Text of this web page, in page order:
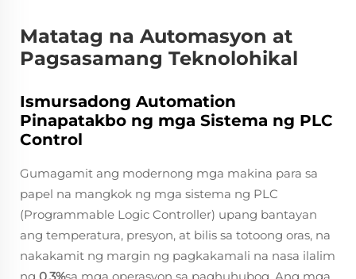
Matatag na Automasyon at
Pagsasamang Teknolohikal
Ismursadong Automation
Pinapatakbo ng mga Sistema ng PLC
Control
Gumagamit ang modernong mga makina para sa
papel na mangkok ng mga sistema ng PLC
(Programmable Logic Controller) upang bantayan
ang temperatura, presyon, at bilis sa totoong oras, na
nakakamit ng margin ng pagkakamali na nasa ilalim
ng 0.3%sa mga operasyon sa paghuhubog. Ang mga